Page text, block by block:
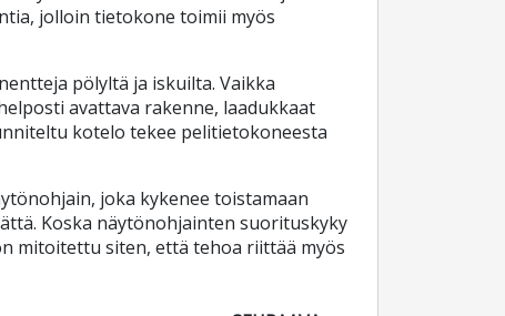
jolloin tietokone toimii myös
pölyltä ja iskuilta. Vaikka
avattava rakenne, laadukkaat
kotelo tekee pelitietokoneesta
joka kykenee toistamaan
Koska näytönohjainten suorituskyky
mitoitettu siten, että tehoa riittää myös